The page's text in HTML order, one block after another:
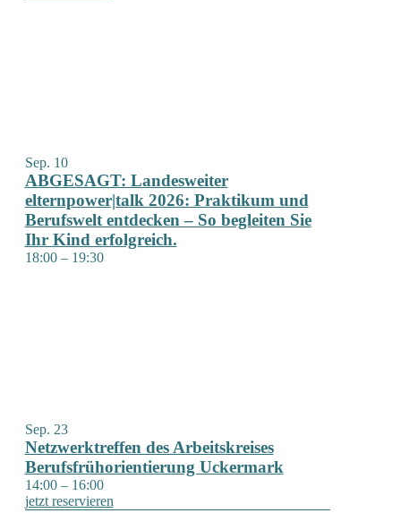
Sep. 10
ABGESAGT: Landesweiter
elternpower|talk 2026: Praktikum und
Berufswelt entdecken – So begleiten Sie
Ihr Kind erfolgreich.
18:00 – 19:30
Sep. 23
Netzwerktreffen des Arbeitskreises
Berufsfrühorientierung Uckermark
14:00 – 16:00
jetzt reservieren